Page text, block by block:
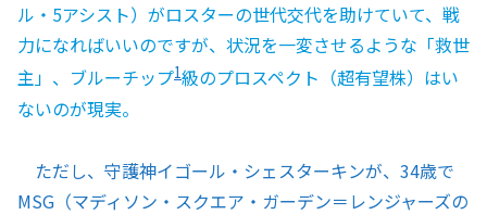
ル・5アシスト）がロスターの世代交代を助けていて、戦
力になればいいのですが、状況を一変させるような「救世
主」、ブルーチップ1級のプロスペクト（超有望株）はい
ないのが現実。
ただし、守護神イゴール・シェスターキンが、34歳で
MSG（マディソン・スクエア・ガーデン＝レンジャーズの